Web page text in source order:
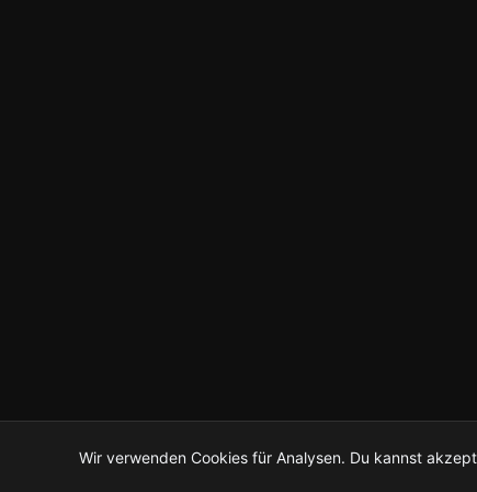
Wir verwenden Cookies für Analysen. Du kannst